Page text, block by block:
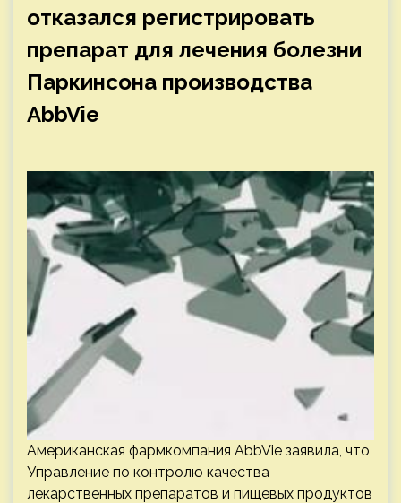
отказался регистрировать
препарат для лечения болезни
Паркинсона производства
AbbVie
Американская фармкомпания AbbVie заявила, что
Управление по контролю качества
лекарственных препаратов и пищевых продуктов